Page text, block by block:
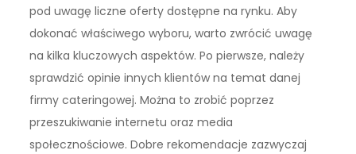
pod uwagę liczne oferty dostępne na rynku. Aby
dokonać właściwego wyboru, warto zwrócić uwagę
na kilka kluczowych aspektów. Po pierwsze, należy
sprawdzić opinie innych klientów na temat danej
firmy cateringowej. Można to zrobić poprzez
przeszukiwanie internetu oraz media
społecznościowe. Dobre rekomendacje zazwyczaj